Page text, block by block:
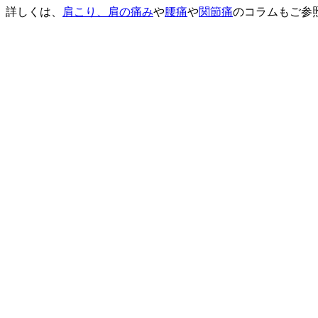
詳しくは、 肩こり、肩の痛みや腰痛や関節痛のコラムもご参